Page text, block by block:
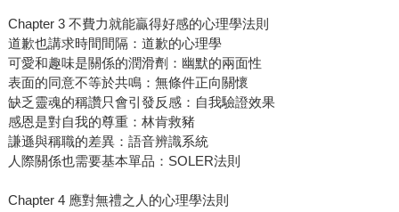
Chapter 3 不費力就能贏得好感的心理學法則
道歉也講求時間間隔：道歉的心理學
可愛和趣味是關係的潤滑劑：幽默的兩面性
表面的同意不等於共鳴：無條件正向關懷
缺乏靈魂的稱讚只會引發反感：自我驗證效果
感恩是對自我的尊重：林肯救豬
謙遜與稱職的差異：語音辨識系統
人際關係也需要基本單品：SOLER法則
Chapter 4 應對無禮之人的心理學法則